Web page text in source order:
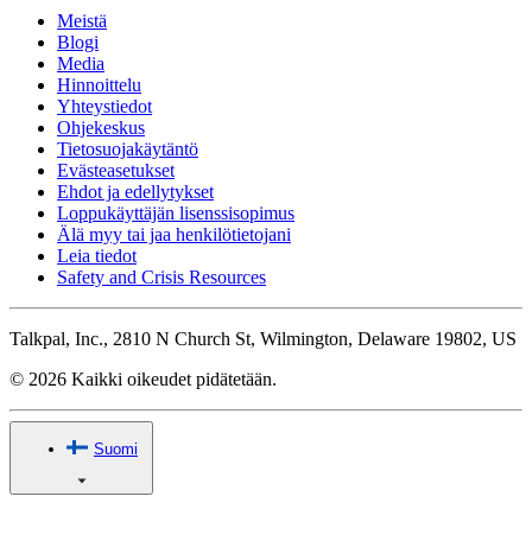
Meistä
Blogi
Media
Hinnoittelu
Yhteystiedot
Ohjekeskus
Tietosuojakäytäntö
Evästeasetukset
Ehdot ja edellytykset
Loppukäyttäjän lisenssisopimus
Älä myy tai jaa henkilötietojani
Leia tiedot
Safety and Crisis Resources
Talkpal, Inc., 2810 N Church St, Wilmington, Delaware 19802, US
© 2026 Kaikki oikeudet pidätetään.
Suomi